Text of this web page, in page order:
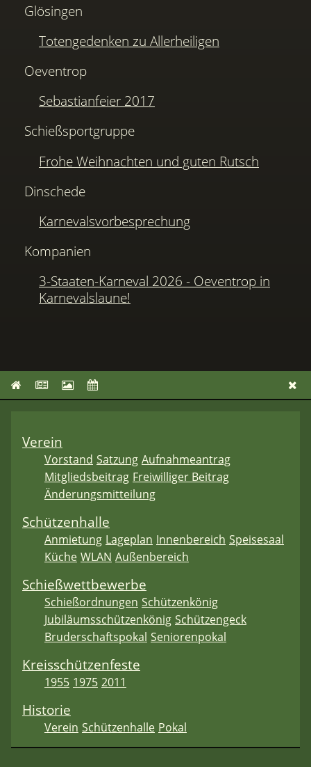
Glösingen
Totengedenken zu Allerheiligen
Oeventrop
Sebastianfeier 2017
Schießsportgruppe
Frohe Weihnachten und guten Rutsch
Dinschede
Karnevalsvorbesprechung
Kompanien
3-Staaten-Karneval 2026 - Oeventrop in
Karnevalslaune!
Verein
Vorstand Satzung Aufnahmeantrag
Mitgliedsbeitrag Freiwilliger Beitrag
Änderungsmitteilung
Schützenhalle
Anmietung Lageplan Innenbereich Speisesaal
Küche WLAN Außenbereich
Schießwettbewerbe
Schießordnungen Schützenkönig
Jubiläumsschützenkönig Schützengeck
Bruderschaftspokal Seniorenpokal
Kreisschützenfeste
1955 1975 2011
Historie
Verein Schützenhalle Pokal